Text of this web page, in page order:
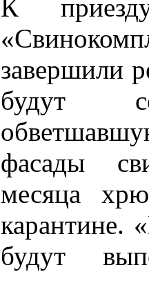
К
завершили
будут
фасады
месяца
карантине.
будут